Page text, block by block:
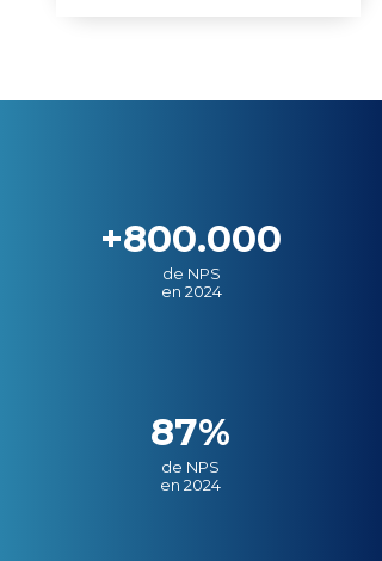
+800.000
de NPS
en 2024
87%
de NPS
en 2024